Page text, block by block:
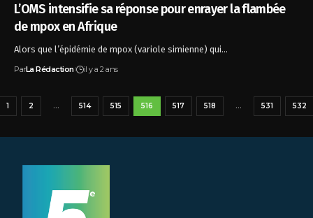
L’OMS intensifie sa réponse pour enrayer la flambée
de mpox en Afrique
Alors que l’épidémie de mpox (variole simienne) qui…
ParLa Rédaction il y a 2 ans
1 2 … 514 515 516 517 518 … 531 532